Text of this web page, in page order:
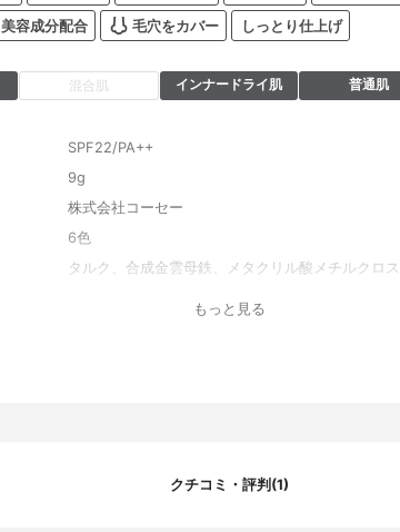
美容成分配合 毛穴をカバー しっとり仕上げ
混合肌 インナードライ肌 普通肌
SPF22/PA++
9g
株式会社コーセー
6色
タルク、合成金雲母鉄、メタクリル酸メチルクロ
ジメチコン、合成ワックス、アルテロモナス発酵
ルジメチコン／シルセスキオキサン）クロスポリ
酸化チタン、酸化亜鉛、酸化鉄、硫酸Ba
もっと見る
クチコミ・評判(1)